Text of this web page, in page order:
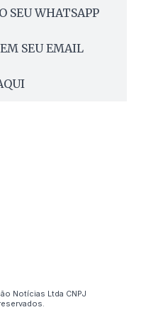
SEU WHATSAPP
SEU EMAIL
Notícias Ltda CNPJ